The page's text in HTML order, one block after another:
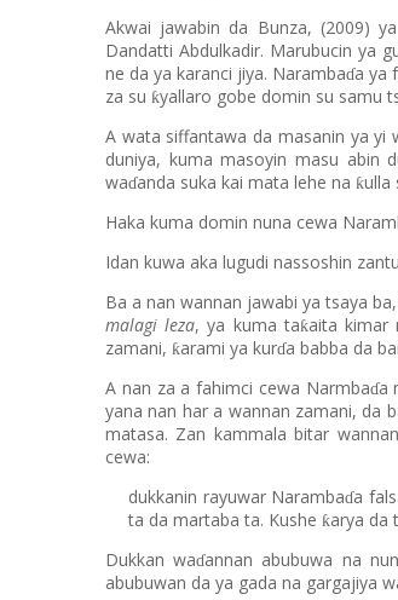
Akwai jawabin da Bunza, (2009)
Dandatti Abdulkadir. Marubucin ya
ne da ya karanci jiya. Narambaɗa ya
za su ƙyallaro gobe domin su samu
A wata siffantawa da masanin ya yi
duniya, kuma masoyin masu abin
waɗanda suka kai mata lehe na ƙulla
Haka kuma domin nuna cewa
Idan kuwa aka lugudi nassoshin
Ba a nan wannan jawabi ya tsaya
malagi leza, ya kuma taƙaita kimar
zamani, ƙarami ya kurɗa babba da
A nan za a fahimci cewa Narmbaɗa
yana nan har a wannan zamani, da
matasa. Zan kammala bitar
cewa:
dukkanin rayuwar Narambaɗa
ta da martaba ta. Kusheƙarya da
Dukkan waɗannan abubuwa na
abubuwan da ya gada na gargajiya